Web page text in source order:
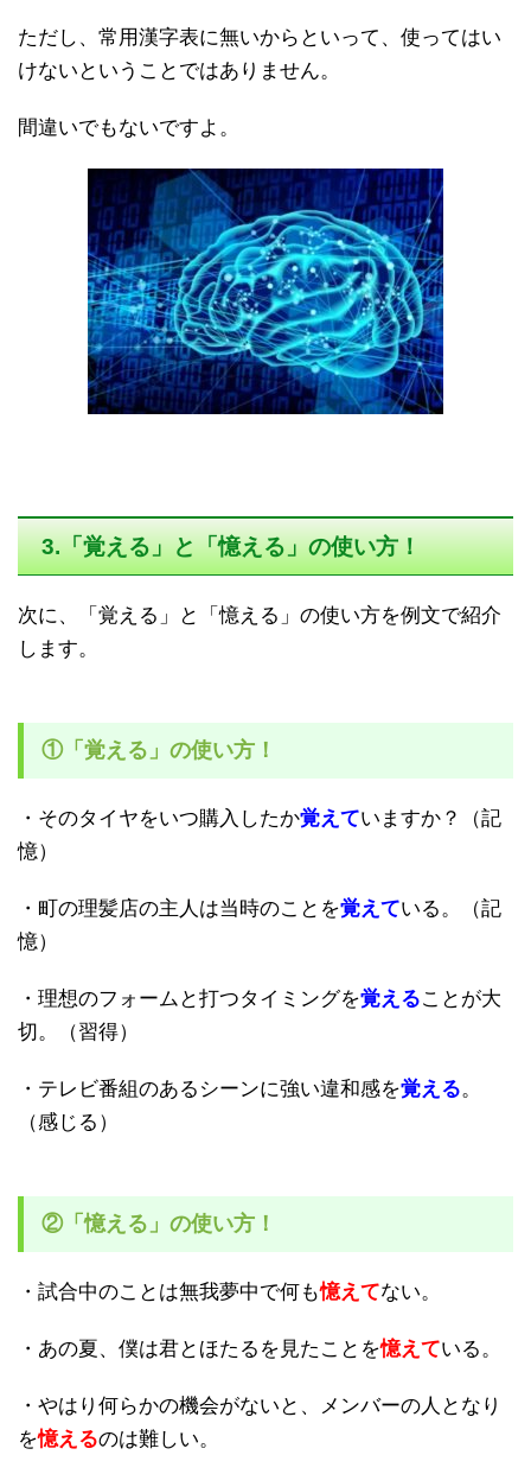
ただし、常用漢字表に無いからといって、使ってはい
けないということではありません。
間違いでもないですよ。
3.「覚える」と「憶える」の使い方！
次に、「覚える」と「憶える」の使い方を例文で紹介
します。
①「覚える」の使い方！
・そのタイヤをいつ購入したか覚えていますか？（記
憶）
・町の理髪店の主人は当時のことを覚えている。（記
憶）
・理想のフォームと打つタイミングを覚えることが大
切。（習得）
・テレビ番組のあるシーンに強い違和感を覚える。
（感じる）
②「憶える」の使い方！
・試合中のことは無我夢中で何も憶えてない。
・あの夏、僕は君とほたるを見たことを憶えている。
・やはり何らかの機会がないと、メンバーの人となり
を憶えるのは難しい。